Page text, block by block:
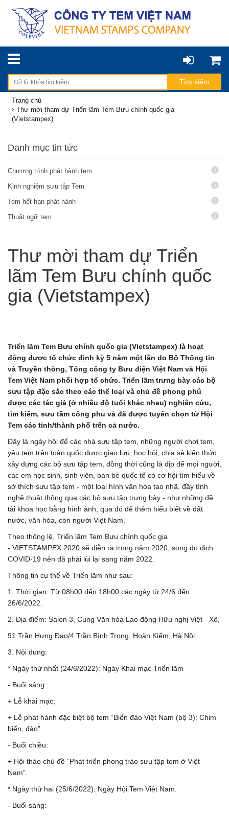
Trang chủ
Thư mời tham dự Triển lãm Tem Bưu chính quốc gia
(Vietstampex)
Danh mục tin tức
Chương trình phát hành tem
Kinh nghiệm sưu tập Tem
Tem hết hạn phát hành
Thuật ngữ tem
Thư mời tham dự Triển
lãm Tem Bưu chính quốc
gia (Vietstampex)
Triển lãm Tem Bưu chính quốc gia (Vietstampex) là hoạt
động được tổ chức định kỳ 5 năm một lần do Bộ Thông tin
và Truyền thông, Tổng công ty Bưu điện Việt Nam và Hội
Tem Việt Nam phối hợp tổ chức. Triển lãm trưng bày các bộ
sưu tập đặc sắc theo các thể loại và chủ đề phong phú
được các tác giả (ở nhiều độ tuổi khác nhau) nghiên cứu,
tìm kiếm, sưu tầm công phu và đã được tuyển chọn từ Hội
Tem các tỉnh/thành phố trên cả nước.
Đây là ngày hội để các nhà sưu tập tem, những người chơi tem,
yêu tem trên toàn quốc được giao lưu, học hỏi, chia sẻ kiến thức
xây dựng các bộ sưu tập tem, đồng thời cũng là dịp để mọi người,
các em học sinh, sinh viên, ban bè quốc tế có cơ hội tìm hiểu về
sở thích sưu tập tem - một loại hình văn hóa tao nhã, đầy tính
nghệ thuật thông qua các bộ sưu tập trưng bày - như những đề
tài khoa học bằng hình ảnh, qua đó để thêm hiểu biết về đất
nước, văn hóa, con người Việt Nam.
Theo thông lệ, Triển lãm Tem Bưu chính quốc gia
- VIETSTAMPEX 2020 sẽ diễn ra trong năm 2020, song do dịch
COVID-19 nên đã phải lùi lại sang năm 2022.
Thông tin cụ thể về Triển lãm như sau:
1. Thời gian: Từ 08h00 đến 18h00 các ngày từ 24/6 đến
26/6/2022.
2. Địa điểm: Salon 3, Cung Văn hóa Lao động Hữu nghị Việt - Xô,
91 Trần Hưng Đạo/4 Trần Bình Trọng, Hoàn Kiếm, Hà Nội.
3. Nội dung:
* Ngày thứ nhất (24/6/2022): Ngày Khai mạc Triển lãm
- Buổi sáng:
+ Lễ khai mạc;
+ Lễ phát hành đặc biệt bộ tem “Biển đảo Việt Nam (bộ 3): Chim
biển, đảo”.
- Buổi chiều:
+ Hội thảo chủ đề “Phát triển phong trào sưu tập tem ở Việt
Nam”.
* Ngày thứ hai (25/6/2022): Ngày Hội Tem Việt Nam.
- Buổi sáng: